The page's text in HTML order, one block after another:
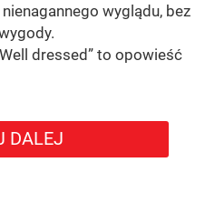
wyglądu, bez
dressed” to opowieść
DALEJ